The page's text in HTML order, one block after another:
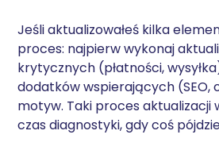
Jeśli aktualizowałeś kilka
proces: najpierw wykonaj
krytycznych (płatności,
dodatków wspierających (SEO,
motyw. Taki proces aktualizacji
czas diagnostyki, gdy coś